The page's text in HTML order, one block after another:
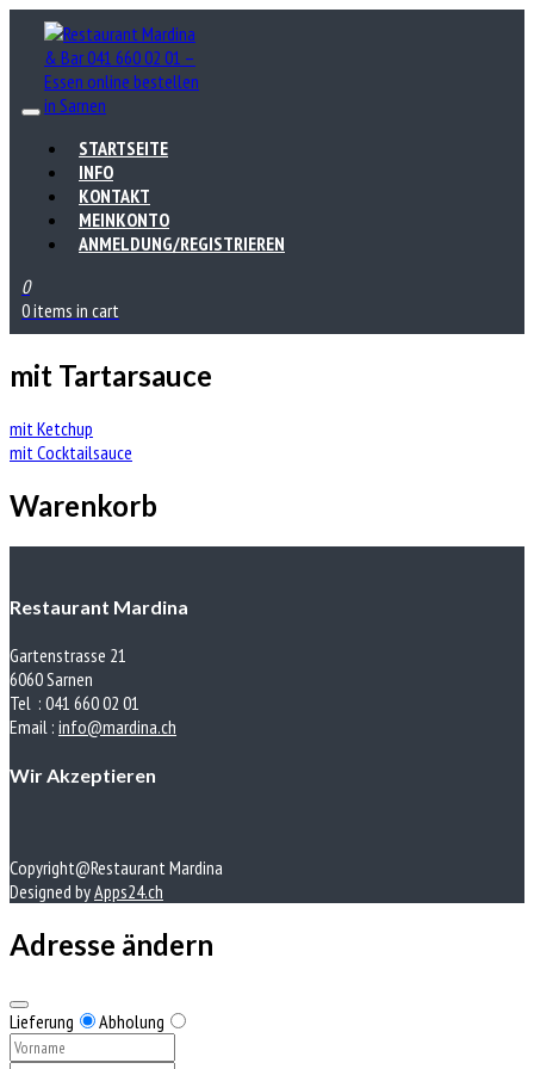
STARTSEITE
INFO
KONTAKT
MEINKONTO
ANMELDUNG/REGISTRIEREN
0
0 items in cart
mit Tartarsauce
Beitrags-
Navigation
mit Ketchup
mit Cocktailsauce
Warenkorb
Restaurant Mardina
Gartenstrasse 21
6060 Sarnen
Tel : 041 660 02 01
Email : info@mardina.ch
Wir Akzeptieren
Copyright@Restaurant Mardina
Designed byApps24.ch
Adresse ändern
Lieferung Abholung